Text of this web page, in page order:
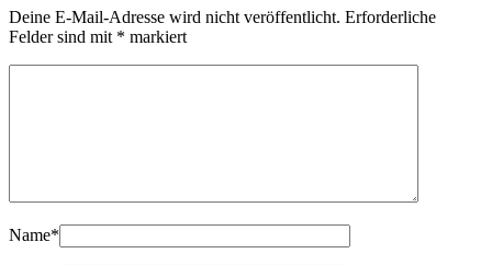
Deine E-Mail-Adresse wird nicht veröffentlicht. Erforderliche
Felder sind mit * markiert
Name*